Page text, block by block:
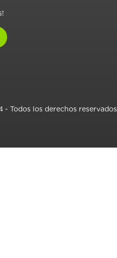
- Todos los derechos reservados